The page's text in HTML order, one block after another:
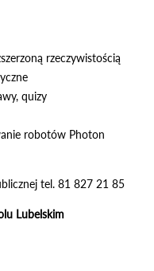
rzeczywistością
quizy
robotów Photon
tel. 81 827 21 85
Lubelskim